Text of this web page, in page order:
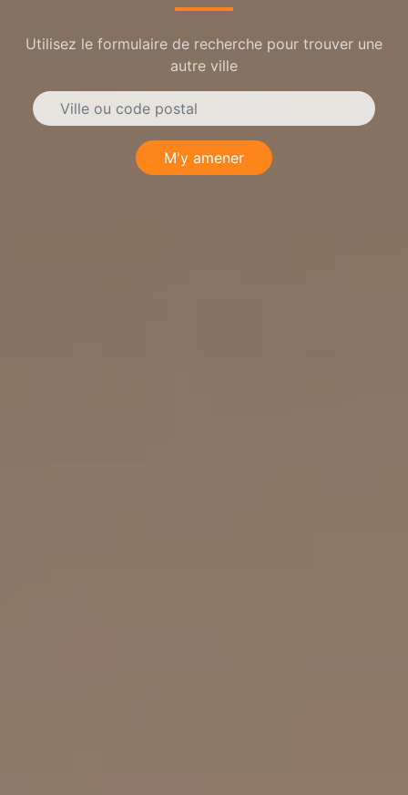
Utilisez le formulaire de recherche pour trouver une
autre ville
M'y amener